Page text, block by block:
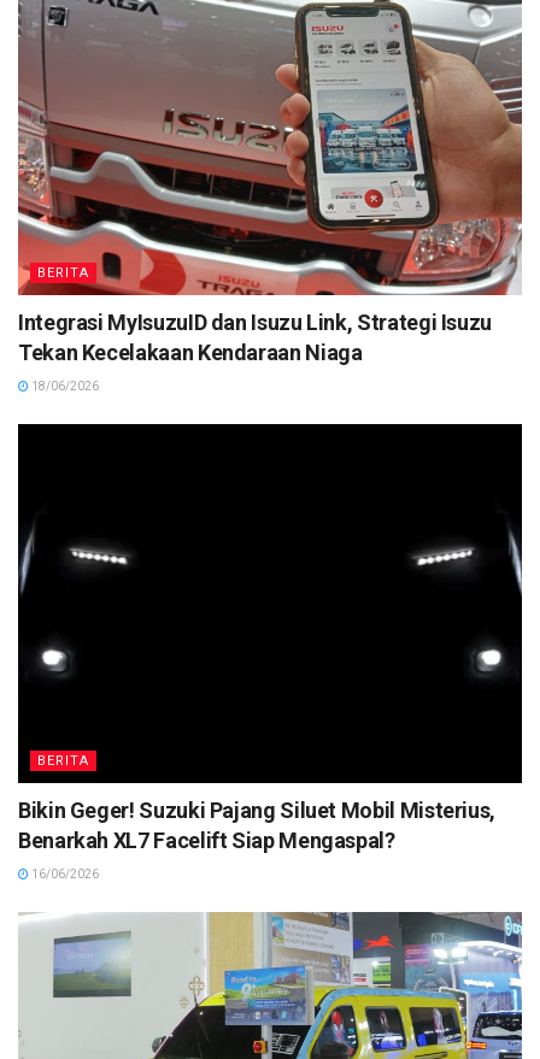
BERITA
Integrasi MyIsuzuID dan Isuzu Link, Strategi Isuzu
Tekan Kecelakaan Kendaraan Niaga
18/06/2026
BERITA
Bikin Geger! Suzuki Pajang Siluet Mobil Misterius,
Benarkah XL7 Facelift Siap Mengaspal?
16/06/2026